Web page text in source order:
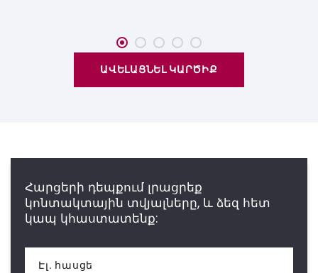
ԱՎԵԼԱՑՆԵԼ ԿԱՐԾԻՔ
Հարցերի դեպքում լրացրեք
կոնտակտային տվյալները, և ձեզ հետ
կապ կհաստատենք:
Էլ․ հասցե